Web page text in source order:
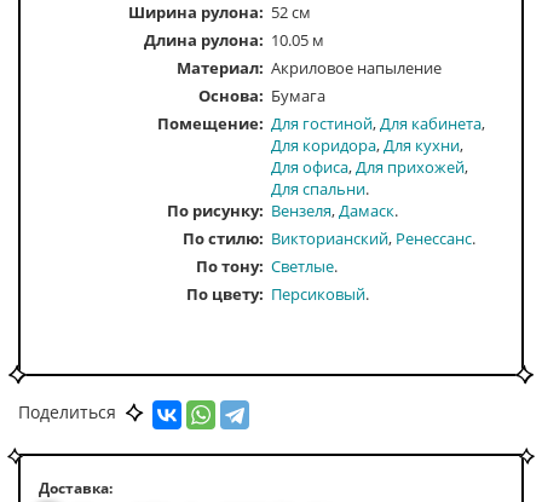
Ширина рулона: 52 см
Длина рулона: 10.05 м
Материал: Акриловое напыление
Основа: Бумага
Помещение Для гостиной Для кабинета
Для коридора Для кухни
Для офиса Для прихожей
Для спальни
По рисунку
Вензеля Дамаск
По стилю
Викторианский Ренессанс
По тону Светлые
По цвету
Персиковый
Поделиться
Доставка: